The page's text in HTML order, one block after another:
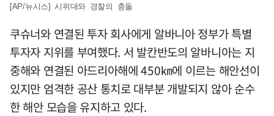
[AP/뉴시스] 시위대와 경찰의 충돌
쿠슈너와 연결된 투자 회사에게 알바니아 정부가 특별
투자자 지위를 부여했다. 서 발칸반도의 알바니아는 지
중해와 연결된 아드리아해에 450㎞에 이르는 해안선이
있지만 엄격한 공산 통치로 대부분 개발되지 않아 순수
한 해안 모습을 유지하고 있다.